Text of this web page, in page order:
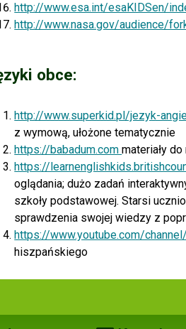
http://www.esa.int/esaKIDSen/
http://www.nasa.gov/audience/
obce:
http://www.superkid.pl/jezyk-
z wymową, ułożone tematycznie
https://babadum.commateriały
https://
oglądania; dużo zadań
szkoły podstawowej. Starsi
sprawdzenia swojej wiedzy z
https://www.youtube.com/
hiszpańskiego